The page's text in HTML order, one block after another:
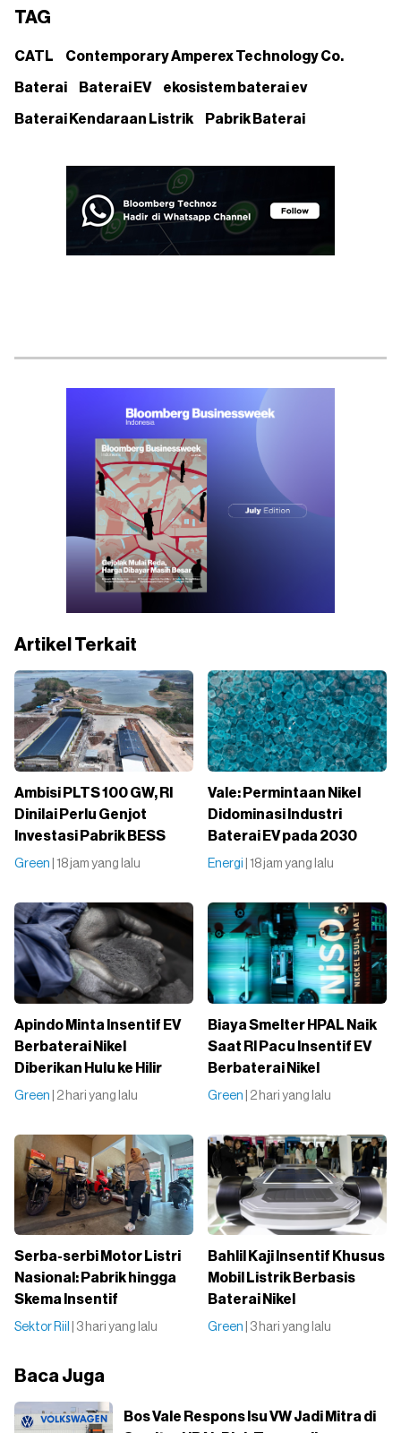
TAG
CATL Contemporary Amperex Technology Co.
Baterai Baterai EV ekosistem baterai ev
Baterai Kendaraan Listrik Pabrik Baterai
Artikel Terkait
Ambisi PLTS 100 GW, RI
Dinilai Perlu Genjot
Investasi Pabrik BESS
Green | 18 jam yang lalu
Vale: Permintaan Nikel
Didominasi Industri
Baterai EV pada 2030
Energi | 18 jam yang lalu
Apindo Minta Insentif EV
Berbaterai Nikel
Diberikan Hulu ke Hilir
Green | 2 hari yang lalu
Biaya Smelter HPAL Naik
Saat RI Pacu Insentif EV
Berbaterai Nikel
Green | 2 hari yang lalu
Serba-serbi Motor Listri
Nasional: Pabrik hingga
Skema Insentif
Sektor Riil | 3 hari yang lalu
Bahlil Kaji Insentif Khusus
Mobil Listrik Berbasis
Baterai Nikel
Green | 3 hari yang lalu
Baca Juga
Bos Vale Respons Isu VW Jadi Mitra di